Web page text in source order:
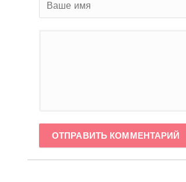
ОТПРАВИТЬ КОММЕНТАРИЙ